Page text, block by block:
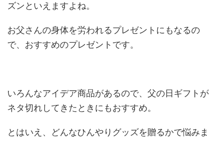
ズンといえますよね。
お父さんの身体を労われるプレゼントにもなるの
で、おすすめのプレゼントです。
いろんなアイデア商品があるので、父の日ギフトが
ネタ切れしてきたときにもおすすめ。
とはいえ、どんなひんやりグッズを贈るかで悩みま